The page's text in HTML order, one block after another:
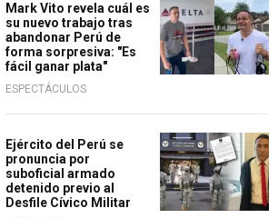
Mark Vito revela cuál es
su nuevo trabajo tras
abandonar Perú de
forma sorpresiva: "Es
fácil ganar plata"
ESPECTÁCULOS
Ejército del Perú se
pronuncia por
suboficial armado
detenido previo al
Desfile Cívico Militar